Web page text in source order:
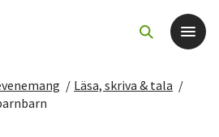
/ Läsa, skriva & tala /